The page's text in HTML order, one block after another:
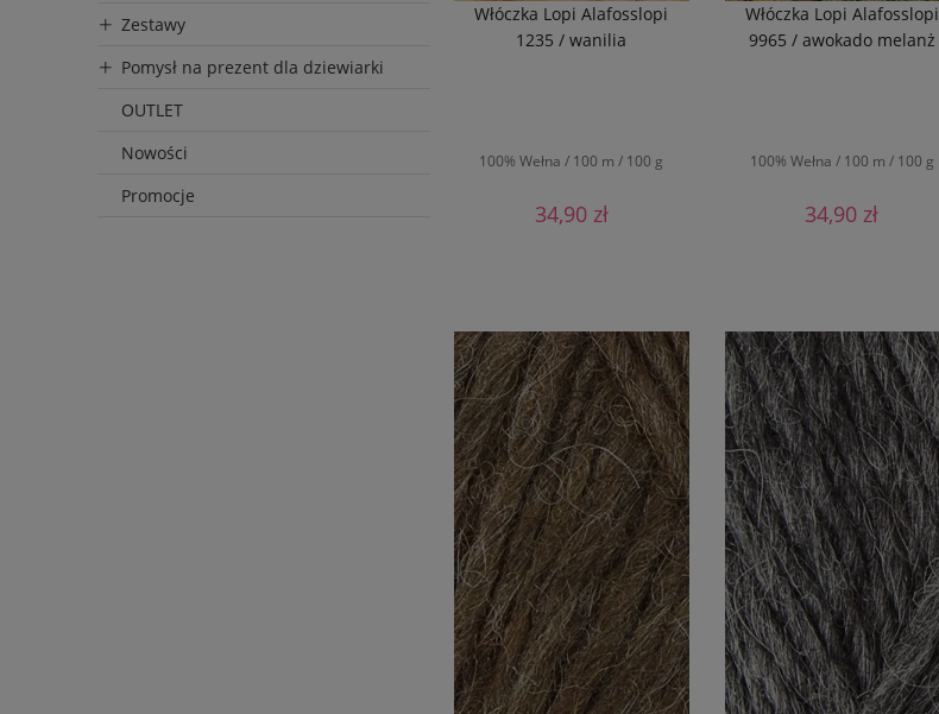
Zestawy
Pomysł na prezent dla dziewiarki
OUTLET
Nowości
Promocje
Włóczka Lopi Alafosslopi
1235 / wanilia
100% Wełna / 100 m / 100 g
34,90 zł
Włóczka Lopi Alafosslopi
9965 / awokado melanż
100% Wełna / 100 m / 100 g
34,90 zł